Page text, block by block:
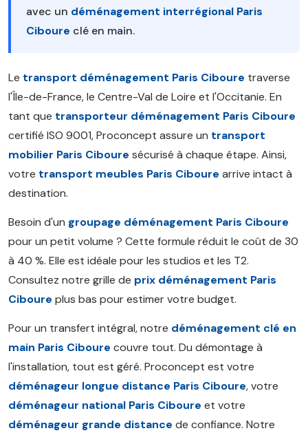
avec un déménagement interrégional Paris
Ciboure clé en main.
Le transport déménagement Paris Ciboure traverse
l'Île-de-France, le Centre-Val de Loire et l'Occitanie. En
tant que transporteur déménagement Paris Ciboure
certifié ISO 9001, Proconcept assure un transport
mobilier Paris Ciboure sécurisé à chaque étape. Ainsi,
votre transport meubles Paris Ciboure arrive intact à
destination.
Besoin d'un groupage déménagement Paris Ciboure
pour un petit volume ? Cette formule réduit le coût de 30
à 40 %. Elle est idéale pour les studios et les T2.
Consultez notre grille de prix déménagement Paris
Ciboure plus bas pour estimer votre budget.
Pour un transfert intégral, notre déménagement clé en
main Paris Ciboure couvre tout. Du démontage à
l'installation, tout est géré. Proconcept est votre
déménageur longue distance Paris Ciboure, votre
déménageur national Paris Ciboure et votre
déménageur grande distance de confiance. Notre